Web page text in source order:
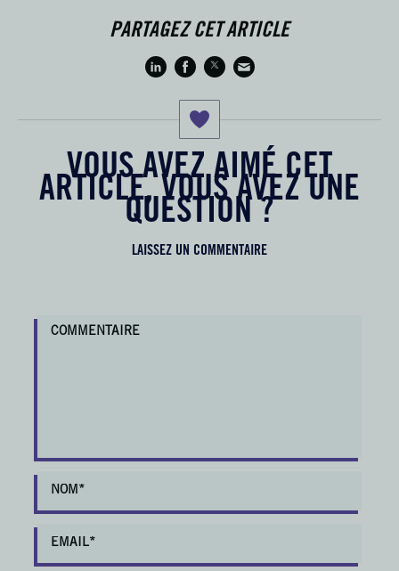
PARTAGEZ CET ARTICLE
VOUS AVEZ AIMÉ CET
ARTICLE, VOUS AVEZ UNE
QUESTION ?
LAISSEZ UN COMMENTAIRE